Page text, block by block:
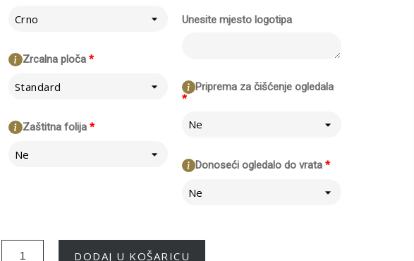
Crno
*
Zrcalna ploča
Standard
*
Zaštitna folija
Ne
Unesite mjesto logotipa
*
Priprema za čišćenje ogledala
Ne
*
Donoseći ogledalo do vrata
Ne
DODAJ U KOŠARICU